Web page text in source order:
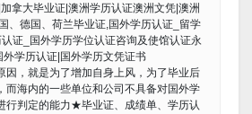
拿大毕业证|澳洲学历认证澳洲文凭|澳洲
、德国、荷兰毕业证,国外学历认证_留学
证_国外学历学位认证咨询及使馆认证永
外学历认证|国外学历文凭证书
因，就是为了增加自身上风，为了毕业后
而海内的一些单位和公司不具备对国外学
行判定的能力★毕业证、成绩单、学历认